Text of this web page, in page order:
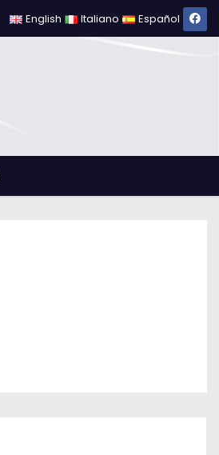
English Italiano Español